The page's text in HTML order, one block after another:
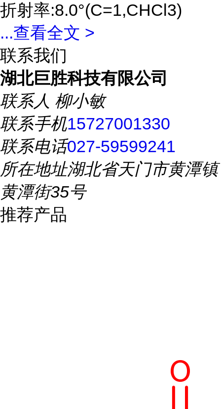
折射率:8.0°(C=1,CHCl3)
...查看全文 >
联系我们
湖北巨胜科技有限公司
联系人 柳小敏
联系手机15727001330
联系电话027-59599241
所在地址湖北省天门市黄潭镇
黄潭街35号
推荐产品